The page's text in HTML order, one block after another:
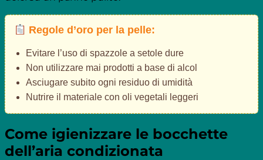
Regole d’oro per la pelle:
Evitare l’uso di spazzole a setole dure
Non utilizzare mai prodotti a base di alcol
Asciugare subito ogni residuo di umidità
Nutrire il materiale con oli vegetali leggeri
Come igienizzare le bocchette
dell’aria condizionata